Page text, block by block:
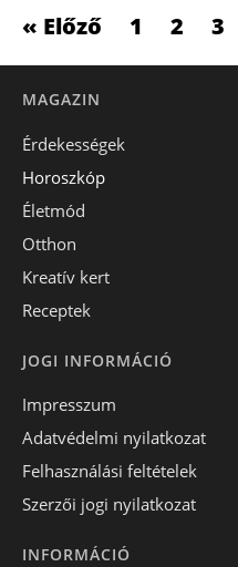
« Előző 1 2 3
MAGAZIN
Érdekességek
Horoszkóp
Életmód
Otthon
Kreatív kert
Receptek
JOGI INFORMÁCIÓ
Impresszum
Adatvédelmi nyilatkozat
Felhasználási feltételek
Szerzői jogi nyilatkozat
INFORMÁCIÓ